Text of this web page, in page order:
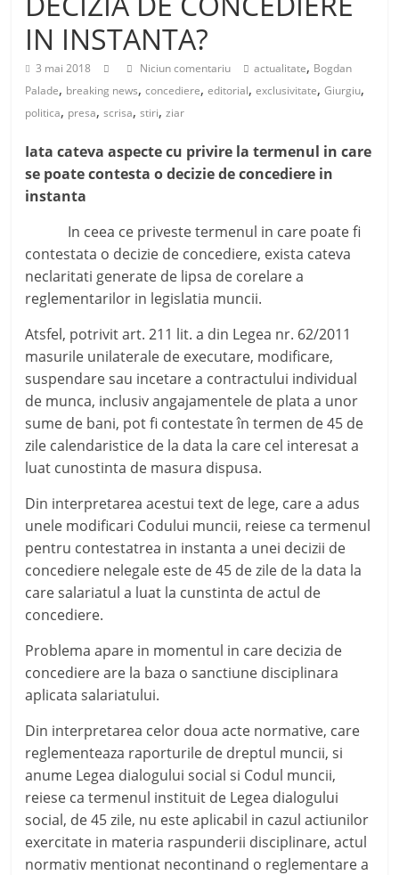
IN INSTANTA?
3 mai 2018 Niciun comentariu actualitate, Bogdan
Palade, breaking news,concediere,editorial,exclusivitate,Giurgiu,
politica, presa,scrisa,stiri,ziar
Iata cateva aspecte cu privire la termenul in care
se poate contesta o decizie de concediere in
instanta
In ceea ce priveste termenul in care poate fi
contestata o decizie de concediere, exista cateva
neclaritati generate de lipsa de corelare a
reglementarilor in legislatia muncii.
Atsfel, potrivit art. 211 lit. a din Legea nr. 62/2011
masurile unilaterale de executare, modificare,
suspendare sau incetare a contractului individual
de munca, inclusiv angajamentele de plata a unor
sume de bani, pot fi contestate în termen de 45 de
zile calendaristice de la data la care cel interesat a
luat cunostinta de masura dispusa.
Din interpretarea acestui text de lege, care a adus
unele modificari Codului muncii, reiese ca termenul
pentru contestatrea in instanta a unei decizii de
concediere nelegale este de 45 de zile de la data la
care salariatul a luat la cunstinta de actul de
concediere.
Problema apare in momentul in care decizia de
concediere are la baza o sanctiune disciplinara
aplicata salariatului.
Din interpretarea celor doua acte normative, care
reglementeaza raporturile de dreptul muncii, si
anume Legea dialogului social si Codul muncii,
reiese ca termenul instituit de Legea dialogului
social, de 45 zile, nu este aplicabil in cazul actiunilor
exercitate in materia raspunderii disciplinare, actul
normativ mentionat necontinand o reglementare a